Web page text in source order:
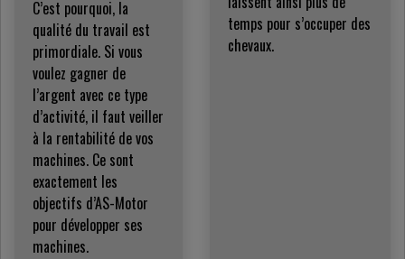
C’est pourquoi, la
qualité du travail est
primordiale. Si vous
voulez gagner de
l’argent avec ce type
d’activité, il faut veiller
à la rentabilité de vos
machines. Ce sont
exactement les
objectifs d’AS-Motor
pour développer ses
machines.
temps pour s’occuper des
chevaux.